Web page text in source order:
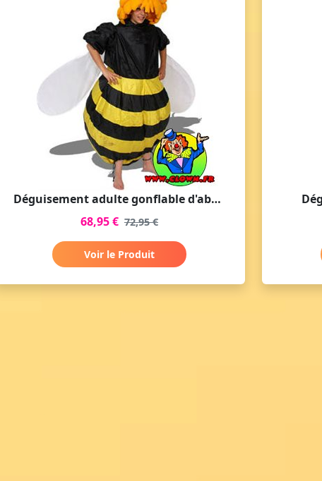
Déguisement adulte gonflable d'abeille
68,95 € 72,95 €
Voir le Produit